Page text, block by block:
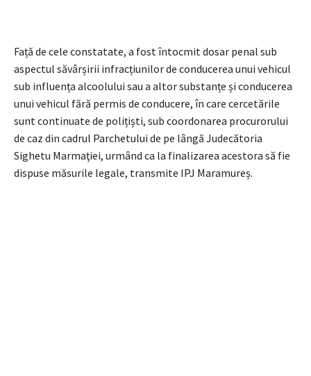
Față de cele constatate, a fost întocmit dosar penal sub
aspectul săvârșirii infracțiunilor de conducerea unui vehicul
sub influența alcoolului sau a altor substanțe și conducerea
unui vehicul fără permis de conducere, în care cercetările
sunt continuate de polițiști, sub coordonarea procurorului
de caz din cadrul Parchetului de pe lângă Judecătoria
Sighetu Marmaţiei, urmând ca la finalizarea acestora să fie
dispuse măsurile legale, transmite IPJ Maramureș.